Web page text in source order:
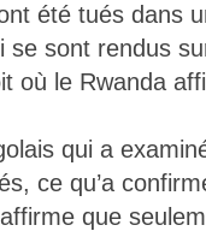
été tués dans
sont rendus
où le Rwanda
qui a
ce qu’a
que